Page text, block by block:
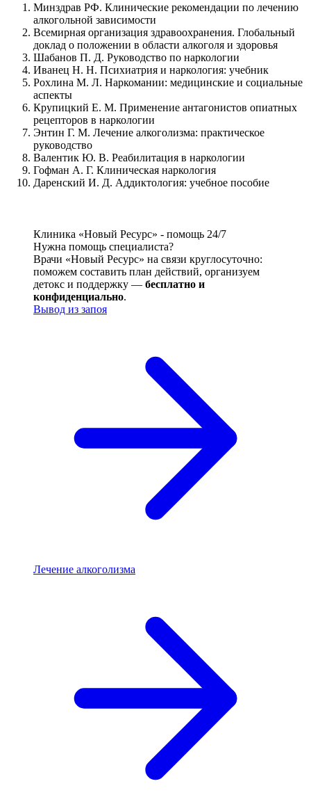
Минздрав РФ. Клинические рекомендации по лечению
алкогольной зависимости
Всемирная организация здравоохранения. Глобальный
доклад о положении в области алкоголя и здоровья
Шабанов П. Д. Руководство по наркологии
Иванец Н. Н. Психиатрия и наркология: учебник
Рохлина М. Л. Наркомании: медицинские и социальные
аспекты
Крупицкий Е. М. Применение антагонистов опиатных
рецепторов в наркологии
Энтин Г. М. Лечение алкоголизма: практическое
руководство
Валентик Ю. В. Реабилитация в наркологии
Гофман А. Г. Клиническая наркология
Даренский И. Д. Аддиктология: учебное пособие
Клиника «Новый Ресурс» - помощь 24/7
Нужна помощь специалиста?
Врачи «Новый Ресурс» на связи круглосуточно:
поможем составить план действий, организуем
детокс и поддержку — бесплатно и
конфиденциально.
Вывод из запоя
Лечение алкоголизма